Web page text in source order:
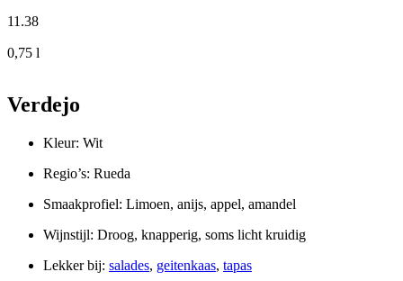
11 .38
0,75 l
Verdejo
Kleur: Wit
Regio’s: Rueda
Smaakprofiel: Limoen, anijs, appel, amandel
Wijnstijl: Droog, knapperig, soms licht kruidig
Lekker bij: salades, geitenkaas, tapas